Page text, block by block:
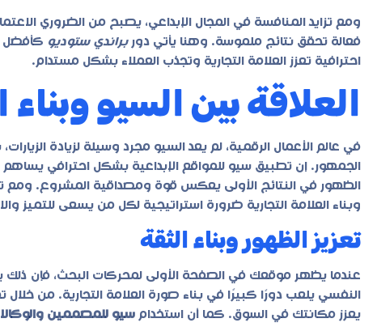
ومع تزايد المنافسة في المجال الإبداعي، يصبح من الضروري
فعالة تحقق نتائج ملموسة. وهنا يأتي دوربراندي ستوديو كأفضل
احترافية تعزز العلامة التجارية وتجذب العملاء بشكل مستدام.
العلاقة بين السيو وبناء
في عالم الأعمال الرقمية، لم يعد السيو مجرد وسيلة لزيادة
الجمهور. إن تطبيق سيو للمواقع الإبداعية بشكل احترافي يساهم
الظهور في النتائج الأولى يعكس قوة ومصداقية المشروع. ومع
وبناء العلامة التجارية ضرورة استراتيجية لكل من يسعى للتميز
تعزيز الظهور وبناء الثقة
عندما يظهر موقعك في الصفحة الأولى لمحركات البحث، فإن ذلك
النفسي يلعب دورًا كبيرًا في بناء صورة العلامة التجارية. من خلال
يعزز مكانتك في السوق. كما أن استخدام سيو للمصممين